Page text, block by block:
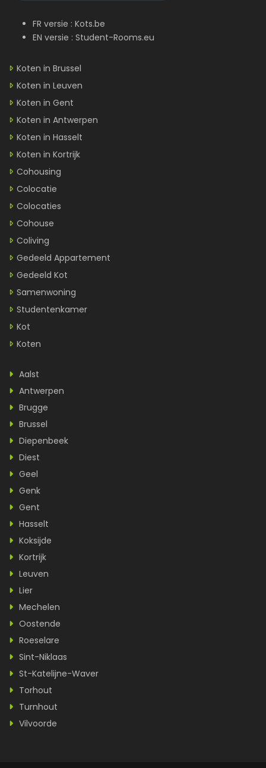
FR versie : Kots.be
EN versie : Student-Rooms.eu
Koten in Brussel
Koten in Leuven
Koten in Gent
Koten in Antwerpen
Koten in Hasselt
Koten in Kortrijk
Cohousing
Colocatie
Colocaties
Cohouse
Coliving
Gedeeld Appartement
Gedeeld Kot
Samenwoning
Studentenkamer
Kot
Koten
Aalst
Antwerpen
Brugge
Brussel
Diepenbeek
Diest
Geel
Genk
Gent
Hasselt
Koksijde
Kortrijk
Leuven
Lier
Mechelen
Oostende
Roeselare
Sint-Niklaas
St-Katelijne-Waver
Torhout
Turnhout
Vilvoorde